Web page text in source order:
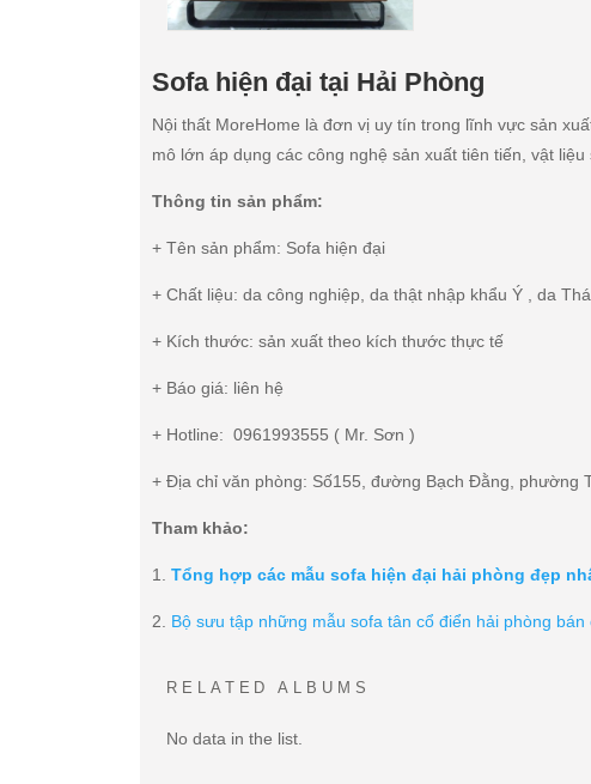
Sofa hiện đại tại Hải Phòng
Nội thất MoreHome là đơn vị uy tín trong lĩnh vực sản
mô lớn áp dụng các công nghệ sản xuất tiên tiến, vật
Thông tin sản phẩm:
+ Tên sản phẩm: Sofa hiện đại
+ Chất liệu: da công nghiệp, da thật nhập khẩu Ý , da
+ Kích thước: sản xuất theo kích thước thực tế
+ Báo giá: liên hệ
+ Hotline: 0961993555 ( Mr. Sơn )
+ Địa chỉ văn phòng: Số155, đường Bạch Đằng, phường
Tham khảo:
1. Tổng hợp các mẫu sofa hiện đại hải phòng đẹp
2. Bộ sưu tập những mẫu sofa tân cổ điển hải phòng bán
RELATED ALBUMS
No data in the list.